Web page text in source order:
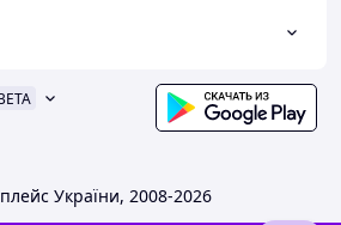
України, 2008-2026